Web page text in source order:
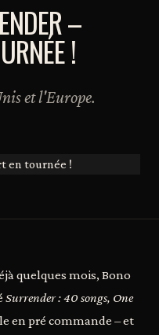
–
!
et l'Europe.
quelques mois, Bono
Surrender : 40 songs, One
en pré commande – et